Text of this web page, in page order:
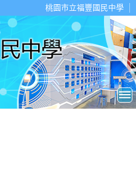
桃園市立福豐國民中學